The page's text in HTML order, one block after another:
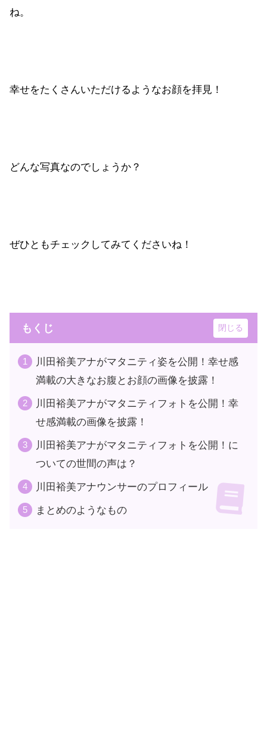
ね。
幸せをたくさんいただけるようなお顔を拝見！
どんな写真なのでしょうか？
ぜひともチェックしてみてくださいね！
もくじ
川田裕美アナがマタニティ姿を公開！幸せ感
満載の大きなお腹とお顔の画像を披露！
川田裕美アナがマタニティフォトを公開！幸
せ感満載の画像を披露！
川田裕美アナがマタニティフォトを公開！に
ついての世間の声は？
川田裕美アナウンサーのプロフィール
まとめのようなもの